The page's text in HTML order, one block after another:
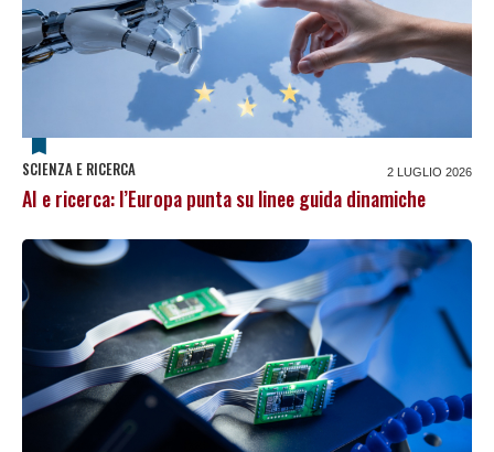
SCIENZA E RICERCA 2 LUGLIO 2026
AI e ricerca: l’Europa punta su linee guida dinamiche